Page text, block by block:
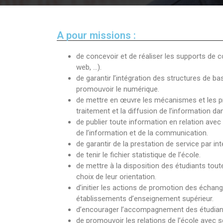
Direction
Direction
Sous-
Centre des
A pour missions :
de concevoir et de réaliser les supports de
web, …).
de garantir l’intégration des structures de
promouvoir le numérique.
de mettre en œuvre les mécanismes et les
traitement et la diffusion de l’information
de publier toute information en relation
de l’information et de la communication.
de garantir de la prestation de service par
de tenir le fichier statistique de l’école.
de mettre à la disposition des étudiants
choix de leur orientation.
d’initier les actions de promotion des
établissements d’enseignement supérieur.
d’encourager l’accompagnement des
de promouvoir les relations de l’école